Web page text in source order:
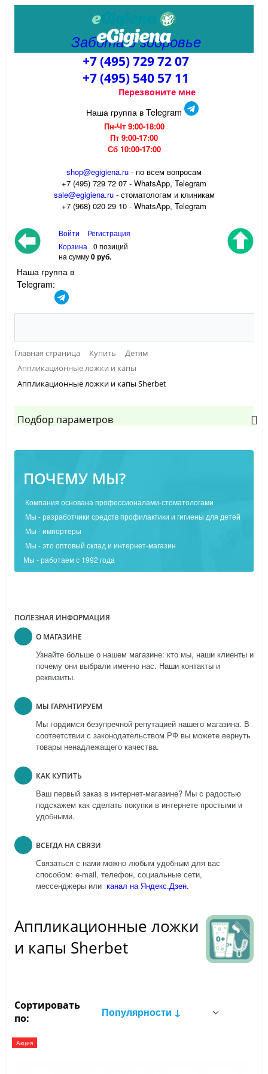
Забота о здоровье
+7 (495) 729 72 07
+7 (495) 540 57 11
Перезвоните мне
Наша группа в Telegram
Пн-Чт 9:00-18:00
Пт 9:00-17:00
Сб 10:00-17:00
shop@egigiena.ru - по всем вопросам
‎+7 (495) 729 72 07 - WhatsApp, Telegram
sale@egigiena.ru- стоматологам и клиникам
+7 (968) 020 29 10 - WhatsApp, Telegram
Войти
Регистрация
Корзина
0 позиций
на сумму0 руб.
Наша группа в
Telegram:
Главная страница Купить
Детям
Аппликационные ложки и капы
Аппликационные ложки и капы Sherbet
Подбор параметров
ПОЧЕМУ МЫ?
Компания основана профессионалами-стоматологами
Мы - разработчики средств профилактики и гигиены для детей
Мы - импортеры
Мы - это оптовый склад и интернет-магазин
Мы - работаем с 1992 года
ПОЛЕЗНАЯ ИНФОРМАЦИЯ
О МАГАЗИНЕ
Узнайте больше о нашем магазине: кто мы, наши клиенты и
почему они выбрали именно нас. Наши контакты и
реквизиты.
МЫ ГАРАНТИРУЕМ
Мы гордимся безупречной репутацией нашего магазина. В
соответствии с законодательством РФ вы можете вернуть
товары ненадлежащего качества.
КАК КУПИТЬ
Ваш первый заказ в интернет-магазине? Мы с радостью
подскажем как сделать покупки в интернете простыми и
удобными.
ВСЕГДА НА СВЯЗИ
Связаться с нами можно любым удобным для вас
способом: e-mail, телефон, социальные сети,
мессенджеры или канал на Яндекс.Дзен.
Аппликационные ложки
и капы Sherbet
Сортировать
по:
Популярности ↓
Акция